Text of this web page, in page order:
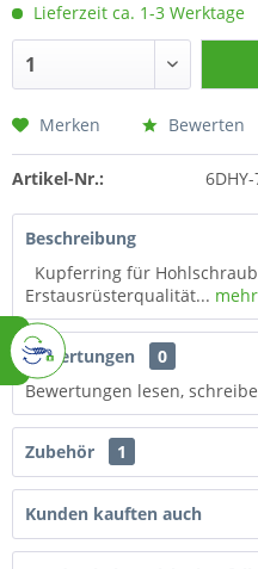
Lieferzeit ca. 1-3 Werktage
Merken Bewerten
Artikel-Nr.:
Beschreibung
Kupferring für
Erstausrüsterqualität... mehr
Bewertungen
0
Bewertungen lesen,
Zubehör 1
Kunden kauften auch